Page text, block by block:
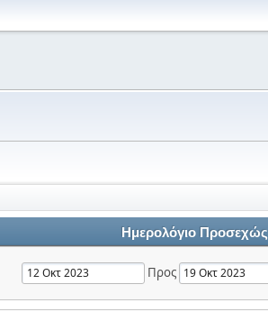
Ημερολόγιο Προσεχώς
Προς